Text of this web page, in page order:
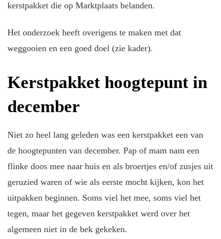
kerstpakket die op Marktplaats belanden.
Het onderzoek heeft overigens te maken met dat
weggooien en een goed doel (zie kader).
Kerstpakket hoogtepunt in
december
Niet zo heel lang geleden was een kerstpakket een van
de hoogtepunten van december. Pap of mam nam een
flinke doos mee naar huis en als broertjes en/of zusjes uit
geruzied waren of wie als eerste mocht kijken, kon het
uitpakken beginnen. Soms viel het mee, soms viel het
tegen, maar het gegeven kerstpakket werd over het
algemeen niet in de bek gekeken.